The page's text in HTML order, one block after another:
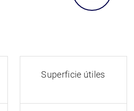
Superficie útiles